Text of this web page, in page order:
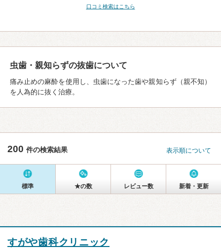
口コミ検索はこちら
虫歯・親知らずの抜歯について
痛み止めの麻酔を使用し、虫歯になった歯や親知らず（親不知）
を人為的に抜く治療。
200 件の検索結果 表示順について
標準 ★の数 レビュー数 新着・更新
すがや歯科クリニック